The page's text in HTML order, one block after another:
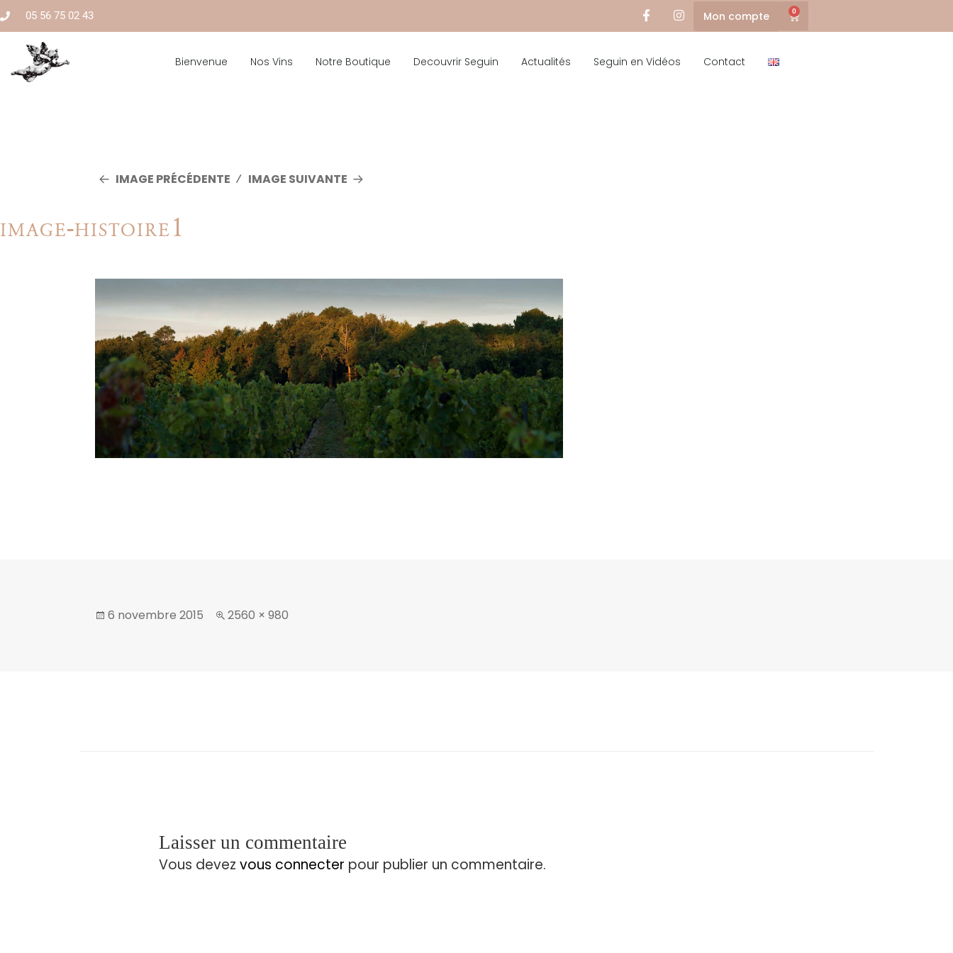
05 56 75 02 43 Mon compte 0
Bienvenue Nos Vins Notre Boutique Decouvrir Seguin Actualités Seguin en Vidéos Contact
IMAGE PRÉCÉDENTE IMAGE SUIVANTE
image-histoire1
6 novembre 2015 2560 × 980
Laisser un commentaire
Vous devez vous connecter pour publier un commentaire.